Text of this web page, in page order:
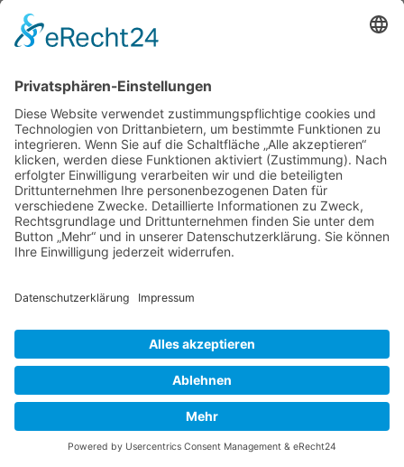
Sünderin oder Heilige?
29. September 2026, 19:30 bis 21:00 Uhr
MEHR ERFAHREN...
Maria Magdalena
30. September 2026, 19:00 bis 21:30 Uhr
MEHR ERFAHREN...